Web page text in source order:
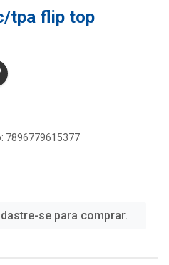
tpa flip top
7896779615377
se para comprar.